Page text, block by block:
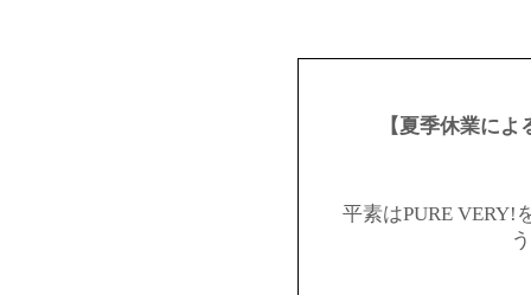
【夏季休業に
平素はPURE VERY!